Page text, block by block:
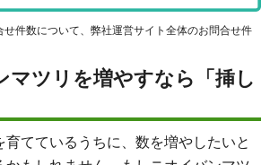
件数について、弊社運営サイト全体のお問合せ件
マツリを増やすなら「挿し
てているうちに、数を増やしたいと